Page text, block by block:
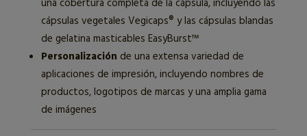
cápsulas vegetales Vegicaps® y las cápsulas blandas
de gelatina masticables EasyBurst™
Personalización de una extensa variedad de
aplicaciones de impresión, incluyendo nombres de
productos, logotipos de marcas y una amplia gama
de imágenes